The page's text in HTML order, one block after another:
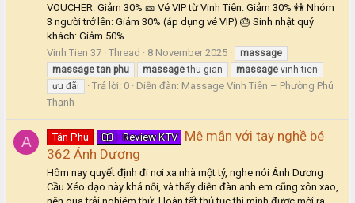
VOUCHER: Giảm 30% 🎫 Vé VIP từ Vinh Tiên: Giảm 30% 👭 Nhóm
3 người trở lên: Giảm 30% (áp dụng vé VIP) 🎂 Sinh nhật quý
khách: Giảm 50%...
Vinh Tien 37 Thread 8 November 2025
massage
massage tan phu massagethu gian massage vinh tien
ưu đãi
Trả lời: 0 Diễn đàn: Massage Vinh Tiên – Phường Phú
Thạnh
A Tân Phú Review KTV Mê mẫn với tay nghề bé
362 Ánh Dương
Hôm nay quyết định đi nơi xa nhà một tý, nghe nói Ánh Dương
Cầu Xéo dạo này khá nỗi, và thấy diễn đàn anh em cũng xôn xao,